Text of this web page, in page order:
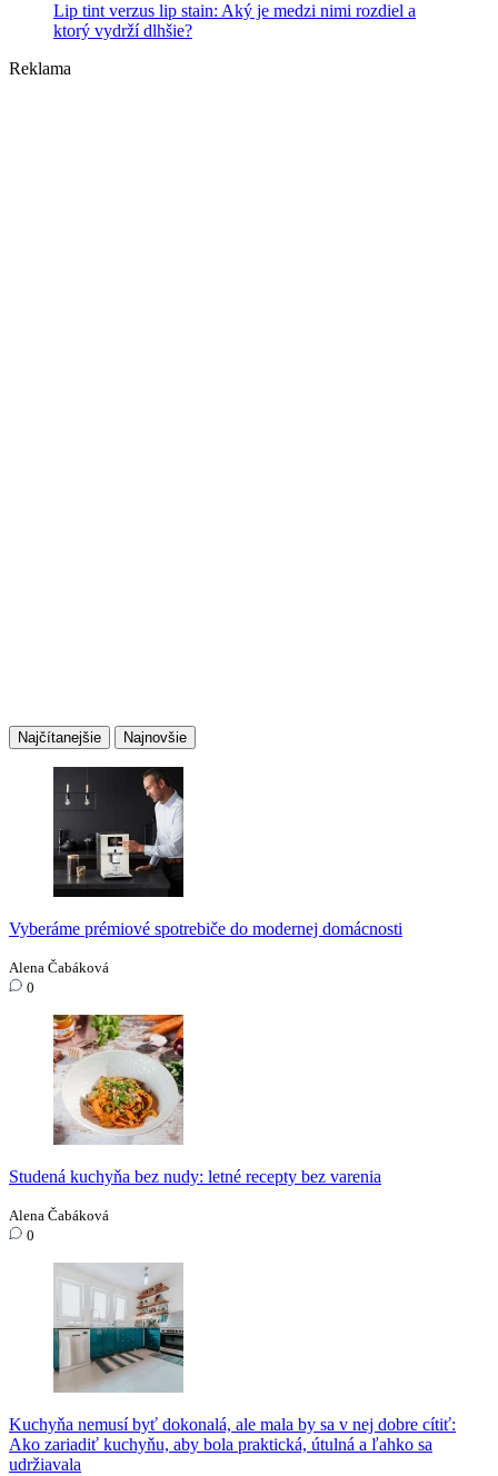
Lip tint verzus lip stain: Aký je medzi nimi rozdiel a
ktorý vydrží dlhšie?
Reklama
Najčítanejšie Najnovšie
Vyberáme prémiové spotrebiče do modernej domácnosti
Alena Čabáková
0
Studená kuchyňa bez nudy: letné recepty bez varenia
Alena Čabáková
0
Kuchyňa nemusí byť dokonalá, ale mala by sa v nej dobre cítiť:
Ako zariadiť kuchyňu, aby bola praktická, útulná a ľahko sa
udržiavala